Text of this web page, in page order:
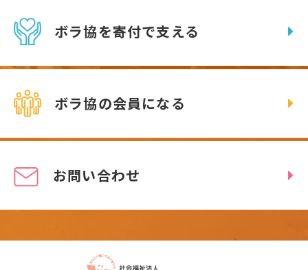
ボラ協を寄付で支える
ボラ協の会員になる
お問い合わせ